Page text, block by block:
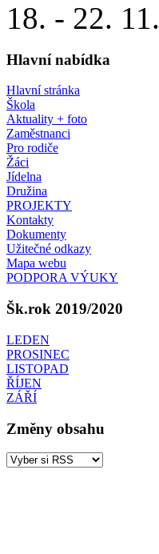
18. - 22. 11.
Hlavní nabídka
Hlavní stránka
Škola
Aktuality + foto
Zaměstnanci
Pro rodiče
Žáci
Jídelna
Družina
PROJEKTY
Kontakty
Dokumenty
Užitečné odkazy
Mapa webu
PODPORA VÝUKY
Šk.rok 2019/2020
LEDEN
PROSINEC
LISTOPAD
ŘÍJEN
ZÁŘÍ
Změny obsahu